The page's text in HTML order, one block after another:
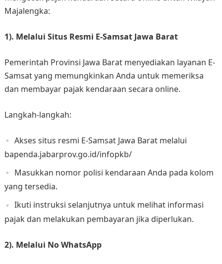
Majalengka:
1). Melalui Situs Resmi E-Samsat Jawa Barat
Pemerintah Provinsi Jawa Barat menyediakan layanan E-
Samsat yang memungkinkan Anda untuk memeriksa
dan membayar pajak kendaraan secara online.
Langkah-langkah:
Akses situs resmi E-Samsat Jawa Barat melalui
bapenda.jabarprov.go.id/infopkb/
Masukkan nomor polisi kendaraan Anda pada kolom
yang tersedia.
Ikuti instruksi selanjutnya untuk melihat informasi
pajak dan melakukan pembayaran jika diperlukan.
2). Melalui No WhatsApp